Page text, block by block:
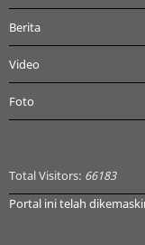
Berita
Video
Foto
Total Visitors: 66183
Portal ini telah